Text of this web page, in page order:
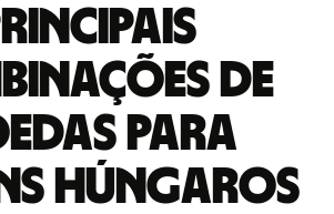
de
para
húngaros